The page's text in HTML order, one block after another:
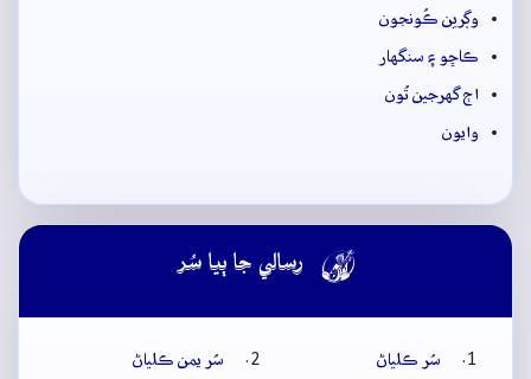
وڳرين ڪُونجون
ڪاڇو ۽ سنگهار
اڄ گهرجين تُون
وايون
 رسالي جا ٻيا سُر
سُر ڪلياڻ
سُر يمن ڪلياڻ